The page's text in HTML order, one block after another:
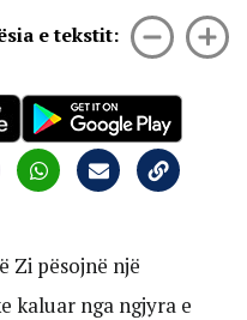
e tekstit:
Zi pësojnë një
kaluar nga ngjyra e